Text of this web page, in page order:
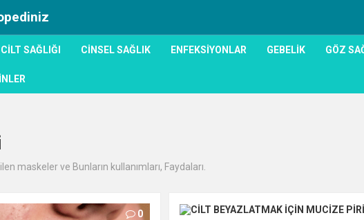
CILT SAĞLIĞI CINSEL SAĞLIK ENFEKSIYONLAR GEBELIK GÖZ
maskeler ve Bunların kullanımları, Faydaları.
0